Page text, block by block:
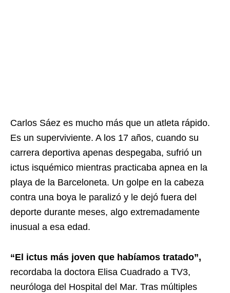
Carlos Sáez es mucho más que un atleta rápido.
Es un superviviente. A los 17 años, cuando su
carrera deportiva apenas despegaba, sufrió un
ictus isquémico mientras practicaba apnea en la
playa de la Barceloneta. Un golpe en la cabeza
contra una boya le paralizó y le dejó fuera del
deporte durante meses, algo extremadamente
inusual a esa edad.
“El ictus más joven que habíamos tratado”,
recordaba la doctora Elisa Cuadrado a TV3,
neuróloga del Hospital del Mar. Tras múltiples